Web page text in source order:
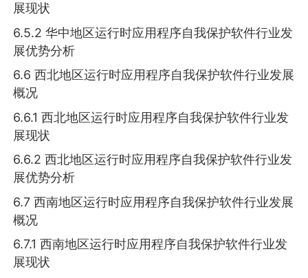
展现状
6.5.2 华中地区运行时应用程序自我保护软件行业发
展优势分析
6.6 西北地区运行时应用程序自我保护软件行业发展
概况
6.6.1 西北地区运行时应用程序自我保护软件行业发
展现状
6.6.2 西北地区运行时应用程序自我保护软件行业发
展优势分析
6.7 西南地区运行时应用程序自我保护软件行业发展
概况
6.7.1 西南地区运行时应用程序自我保护软件行业发
展现状